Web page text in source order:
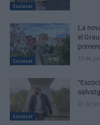
Societat
Societat
La
el
13 de
Societat
22 de